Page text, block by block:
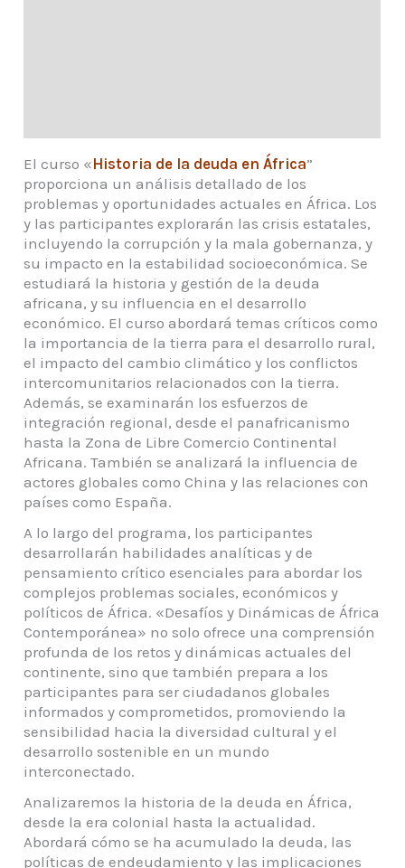
El curso «Historia de la deuda en África”
proporciona un análisis detallado de los
problemas y oportunidades actuales en África. Los
y las participantes explorarán las crisis estatales,
incluyendo la corrupción y la mala gobernanza, y
su impacto en la estabilidad socioeconómica. Se
estudiará la historia y gestión de la deuda
africana, y su influencia en el desarrollo
económico. El curso abordará temas críticos como
la importancia de la tierra para el desarrollo rural,
el impacto del cambio climático y los conflictos
intercomunitarios relacionados con la tierra.
Además, se examinarán los esfuerzos de
integración regional, desde el panafricanismo
hasta la Zona de Libre Comercio Continental
Africana. También se analizará la influencia de
actores globales como China y las relaciones con
países como España.
A lo largo del programa, los participantes
desarrollarán habilidades analíticas y de
pensamiento crítico esenciales para abordar los
complejos problemas sociales, económicos y
políticos de África. «Desafíos y Dinámicas de África
Contemporánea» no solo ofrece una comprensión
profunda de los retos y dinámicas actuales del
continente, sino que también prepara a los
participantes para ser ciudadanos globales
informados y comprometidos, promoviendo la
sensibilidad hacia la diversidad cultural y el
desarrollo sostenible en un mundo
interconectado.
Analizaremos la historia de la deuda en África,
desde la era colonial hasta la actualidad.
Abordará cómo se ha acumulado la deuda, las
políticas de endeudamiento y las implicaciones